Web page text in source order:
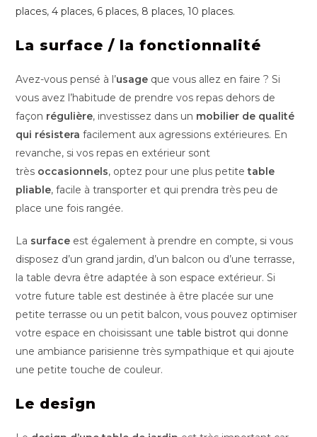
places,4 places, 6 places, 8 places,10 places.
La surface / la fonctionnalité
Avez-vous pensé à l’usage que vous allez en faire ? Si
vous avez l’habitude de prendre vos repas dehors de
façon régulière, investissez dans un mobilier de qualité
qui résistera facilement aux agressions extérieures. En
revanche, si vos repas en extérieur sont
très occasionnels, optez pour une plus petitetable
pliable, facile à transporter et qui prendra très peu de
place une fois rangée.
La surface est également à prendre en compte, si vous
disposez d’un grand jardin, d’un balcon ou d’une terrasse,
la table devra être adaptée à son espace extérieur. Si
votre future table est destinée à être placée sur une
petite terrasse ou un petit balcon, vous pouvez optimiser
votre espace en choisissant unetable bistrot qui donne
une ambiance parisienne très sympathique et qui ajoute
une petite touche de couleur.
Le design